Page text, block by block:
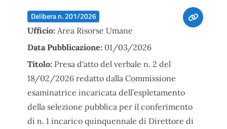
Delibera n. 201/2026
Ufficio: Area Risorse Umane
Data Pubblicazione: 01/03/2026
Titolo: Presa d'atto del verbale n. 2 del
18/02/2026 redatto dalla Commissione
esaminatrice incaricata dell’espletamento
della selezione pubblica per il conferimento
di n. 1 incarico quinquennale di Direttore di